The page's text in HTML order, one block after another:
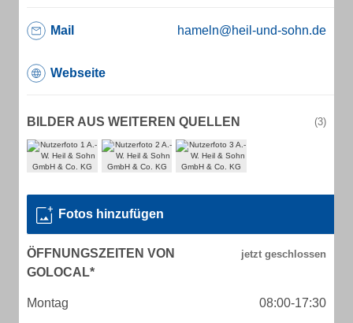
Mail hameln@heil-und-sohn.de
Webseite
BILDER AUS WEITEREN QUELLEN (3)
Fotos hinzufügen
ÖFFNUNGSZEITEN VON
GOLOCAL*
Montag 08:00-17:30